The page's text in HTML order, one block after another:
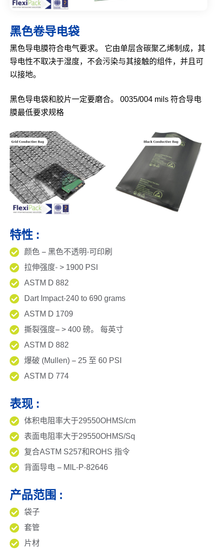
黑色卷导电袋
黑色导电膜符合电气要求。 它由单层含碳聚乙烯制成，其
导电性不取决于湿度，不会污染与其接触的组件，并且可
以接地。
黑色导电袋和胶片一定要磨合。 0035/004 mils 符合导电
膜最低要求规格
特性 :
颜色 – 黑色不透明-可印刷
拉伸强度- > 1900 PSI
ASTM D 882
Dart Impact-240 to 690 grams
ASTM D 1709
撕裂强度– > 400 磅。 每英寸
ASTM D 882
爆破 (Mullen) – 25 至 60 PSI
ASTM D 774
表现 :
体积电阻率大于29550OHMS/cm
表面电阻率大于29550OHMS/Sq
复合ASTM S257和ROHS 指令
背面导电 – MIL-P-82646
产品范围 :
袋子
套管
片材